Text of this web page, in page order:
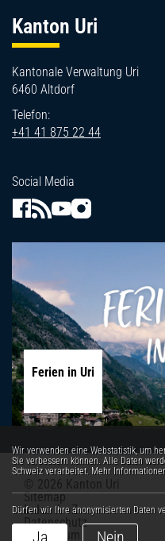
Kanton Uri
Kantonale Verwaltung Uri
6460 Altdorf
Telefon:
+41 41 875 22 44
Social Media
Ferien in Uri
© 2026 Kanton Uri
Toolbar
Sitemap
Index A - Z
Datenschutz
Impressum
Webstatistik
Wir verwenden eine Webstatistik, um
Sie verbessern können. Alle Daten
Schweiz verarbeitet. Mehr
Dürfen wir Ihre anonymisierten Daten
Ja Nein